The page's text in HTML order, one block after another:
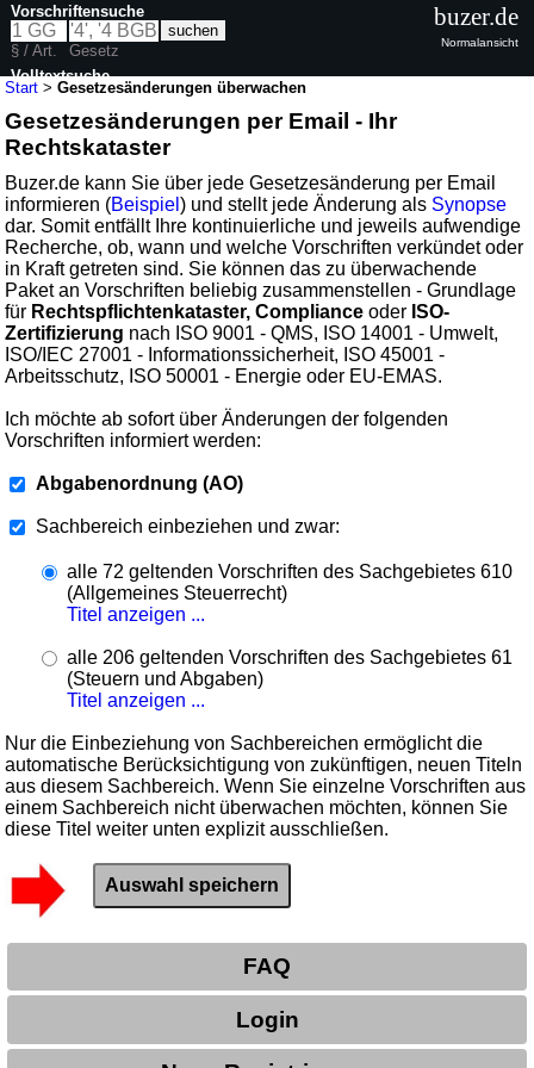
Start >Gesetzesänderungen überwachen
Gesetzesänderungen per Email - Ihr
Rechtskataster
Buzer.de kann Sie über jede Gesetzesänderung per Email
informieren (Beispiel) und stellt jede Änderung als Synopse
dar. Somit entfällt Ihre kontinuierliche und jeweils aufwendige
Recherche, ob, wann und welche Vorschriften verkündet oder
in Kraft getreten sind. Sie können das zu überwachende
Paket an Vorschriften beliebig zusammenstellen - Grundlage
für Rechtspflichtenkataster, Compliance oder ISO-
Zertifizierung nach ISO 9001 - QMS, ISO 14001 - Umwelt,
ISO/IEC 27001 - Informationssicherheit, ISO 45001 -
Arbeitsschutz, ISO 50001 - Energie oder EU-EMAS.
Ich möchte ab sofort über Änderungen der folgenden
Vorschriften informiert werden:
Abgabenordnung (AO)
Sachbereich einbeziehen und zwar:
alle 72 geltenden Vorschriften des Sachgebietes 610
(Allgemeines Steuerrecht)
Titel anzeigen ...
alle 206 geltenden Vorschriften des Sachgebietes 61
(Steuern und Abgaben)
Titel anzeigen ...
Nur die Einbeziehung von Sachbereichen ermöglicht die
automatische Berücksichtigung von zukünftigen, neuen Titeln
aus diesem Sachbereich. Wenn Sie einzelne Vorschriften aus
einem Sachbereich nicht überwachen möchten, können Sie
diese Titel weiter unten explizit ausschließen.
FAQ
Login
Vorschriftensuche
§ / Art.
Gesetz
Volltextsuche
buzer.de
Normalansicht